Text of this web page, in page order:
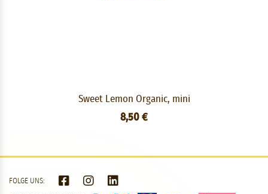
Sweet Lemon Organic, mini
8,50 €
FOLGE UNS: